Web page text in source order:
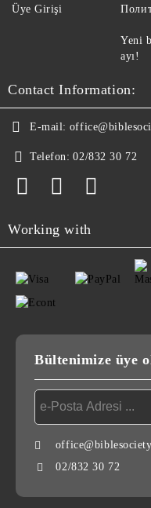
Üye Girişi
Yeni
ayı!
Contact Information:
E-mail:
Telefon: 02/832 30 72
Working with
Bültenimize üye
02/832 30 72